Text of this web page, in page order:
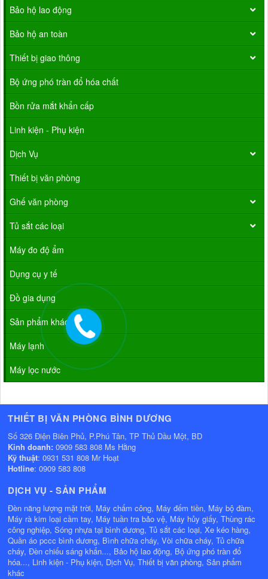
Bảo hộ lao động
Bảo hộ an toàn
Thiết bị giao thông
Bộ ứng phó tràn đổ hóa chất
Bồn rửa mắt khẩn cấp
Linh kiện - Phụ kiện
Dịch Vụ
Thiết bị văn phòng
Ghế văn phòng
Tủ sắt các loại
Máy đo độ ẩm
Dụng cụ y tế
Đồ gia dụng
Sản phẩm khác
Máy lạnh
Máy lọc nước
THIẾT BỊ VĂN PHÒNG BÌNH DƯƠNG
Số 326 Điện Biên Phủ, P.Phú Tân, TP Thủ Dầu Một, BD
Kinh doanh: 0909 583 808 Ms Hằng
Kỹ thuật: 0931 531 808 Mr Hoạt
Hotline: 0909 583 808
DỊCH VỤ - SẢN PHẨM
Đèn năng lượng mặt trời, Máy chấm công, Máy đếm tiền, Máy bộ đàm,
Máy rà kim loại cầm tay, Máy tuần tra bảo vệ, Máy hủy giấy, Thùng rác
công nghiệp, Sóng nhựa tại bình dương, Tủ sắt các loại, Xe kéo hàng,
Quần áo pccc bình dương, Bình chữa cháy, Vòi chữa cháy, Tủ chữa
cháy, Đèn chiếu sáng khẩn..., Bảo hộ lao động, Bộ ứng phó tràn đổ
hóa..., Linh kiện - Phụ kiện, Dịch Vụ, Thiết bị văn phòng, Sản phẩm
khác